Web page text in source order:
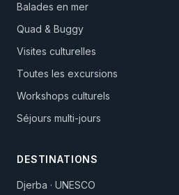
Balades en mer
Quad & Buggy
Visites culturelles
Toutes les excursions
Workshops culturels
Séjours multi-jours
DESTINATIONS
Djerba · UNESCO